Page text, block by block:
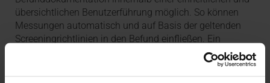
übersichtlichen Benutzerführung möglich. So können
Messungen automatisch und auf Basis der geltenden
Screeningrichtlinien in den Befund einfließen. Ein
weiteres Highlight stellt die In-Bild-Befundung mit
direkter Eingabe der Annotationen und der darauf